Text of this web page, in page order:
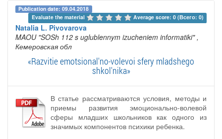
Publication date: 09.04.2018
Evaluate the material
Average score: 0 (Всего: 0)
Natalia L. Pivovarova
MAOU "SOSh 112 s uglublennym izucheniem informatiki" ,
Кемеровская обл
«Razvitie emotsional'no-volevoi sfery mladshego
shkol'nika»
В статье рассматриваются условия, методы и
приемы развития эмоционально-волевой
сферы младших школьников как одного из
значимых компонентов психики ребенка.